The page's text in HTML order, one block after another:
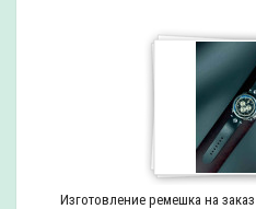
Изготовление ремешка на